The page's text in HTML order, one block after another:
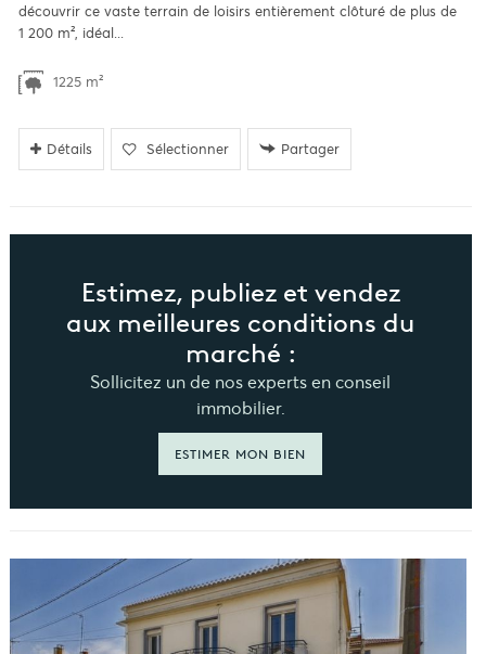
découvrir ce vaste terrain de loisirs entièrement clôturé de plus de
1 200 m², idéal...
1225 m²
Détails Sélectionner Partager
Estimez, publiez et vendez
aux meilleures conditions du
marché :
Sollicitez un de nos experts en conseil
immobilier.
ESTIMER MON BIEN